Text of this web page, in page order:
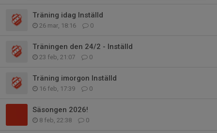
Träning idag Inställd
26 mar, 18:16 0
Träningen den 24/2 - Inställd
23 feb, 21:07 0
Träning imorgon Inställd
16 feb, 17:39 0
Säsongen 2026!
8 feb, 22:38 0